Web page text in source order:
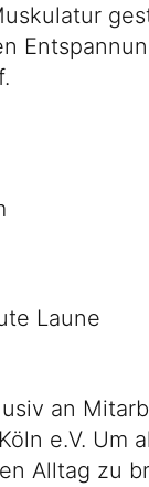
Laune
an
e.V. Um
Alltag zu